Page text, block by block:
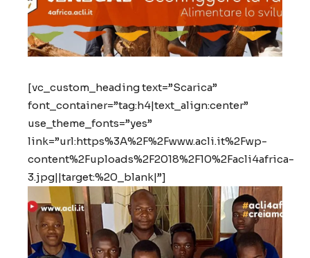
[vc_custom_heading text=”Scarica”
font_container=”tag:h4|text_align:center”
use_theme_fonts=”yes”
link=”url:https%3A%2F%2Fwww.acli.it%2Fwp-
content%2Fuploads%2F2018%2F10%2Facli4africa-
3.jpg||target:%20_blank|”]